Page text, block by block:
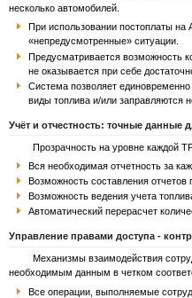
несколько автомобилей.
При использовании постоплаты на
«непредусмотренные» ситуации.
Предусматривается возможность
не оказывается при себе
Система позволяет единовременно
виды топлива и/или заправляются
Учёт и отчестность: точные данные
Прозрачность на уровне каждой ТРК,
Вся необходимая отчетность за
Возможность составления отчетов
Возможность ведения учета
Автоматический перерасчет
Управление правами доступа -
Механизмы взаимодействия
необходимым данным в четком
Все операции, выполняемые